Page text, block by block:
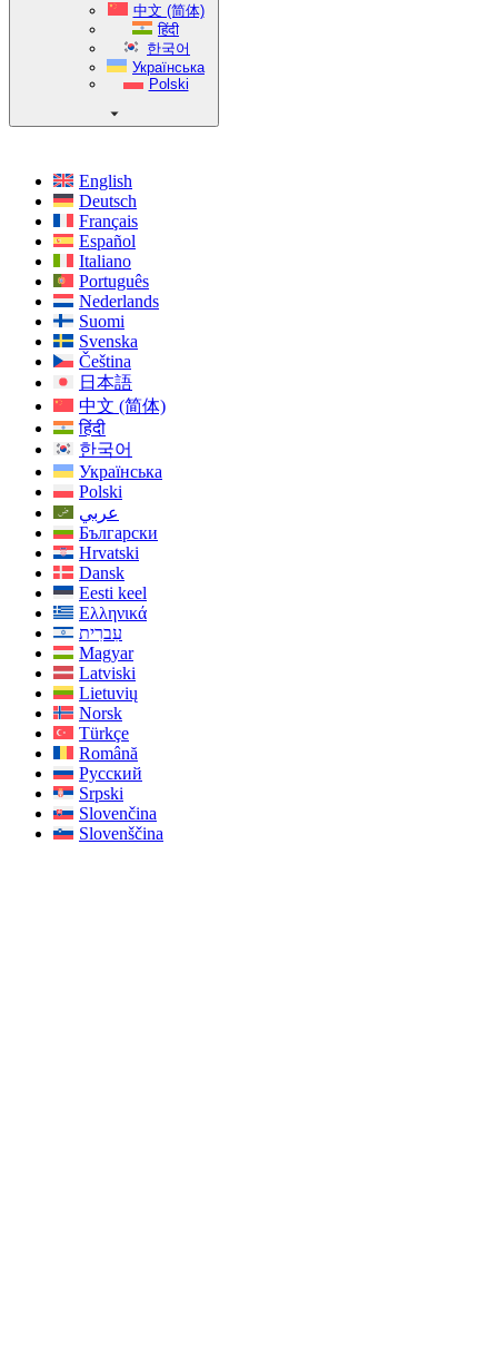
中文 (简体)
हिंदी
한국어
Українська
Polski
English
Deutsch
Français
Español
Italiano
Português
Nederlands
Suomi
Svenska
Čeština
日本語
中文 (简体)
हिंदी
한국어
Українська
Polski
عربي
Български
Hrvatski
Dansk
Eesti keel
Ελληνικά
עִברִית
Magyar
Latviski
Lietuvių
Norsk
Türkçe
Română
Русский
Srpski
Slovenčina
Slovenščina